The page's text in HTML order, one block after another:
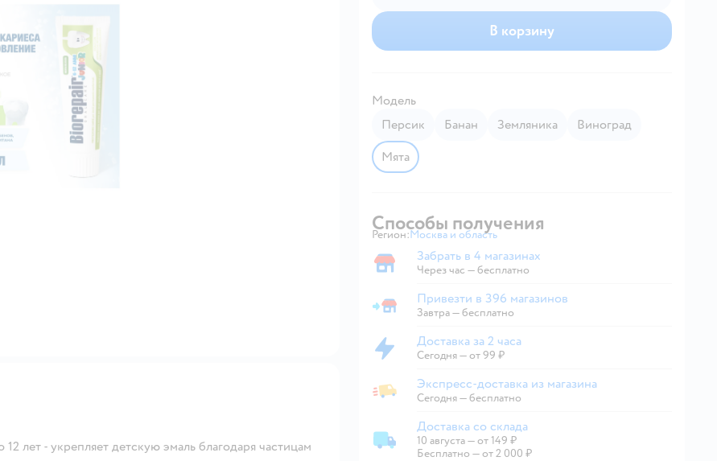
В корзину
Модель
персик
банан земляника
виноград
мята
Способы получения
Регион: Выбор адреса доставки.
Москва и область
Забрать в магазине
Забрать в 4 магазинах
Через час — бесплатно
Привезти в магазин
Привезти в 396 магазинов
Завтра—бесплатно
Доставка за 2 часа
Доставка за 2 часа
Сегодня—от 99 ₽
Экспресс-доставка из магазина
Экспресс-доставка из магазина
Сегодня—бесплатно
Доставка со склада
Доставка со склада
10 августа—от 149 ₽
Бесплатно — от 2 000 ₽
лет - укрепляет детскую эмаль благодаря частицам